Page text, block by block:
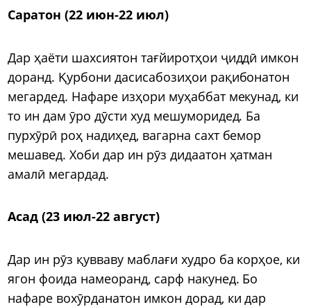
Саратон (22 июн-22 июл)
Дар ҳаёти шахсиятон тағйиротҳои ҷиддӣ имкон
доранд. Қурбони дасисабозиҳои рақибонатон
мегардед. Нафаре изҳори муҳаббат мекунад, ки
то ин дам ӯро дӯсти худ мешуморидед. Ба
пурхӯрӣ роҳ надиҳед, вагарна сахт бемор
мешавед. Хоби дар ин рӯз дидаатон ҳатман
амалӣ мегардад.
Асад (23 июл-22 август)
Дар ин рӯз қувваву маблағи худро ба корҳое, ки
ягон фоида намеоранд, сарф накунед. Бо
нафаре вохӯрданатон имкон дорад, ки дар